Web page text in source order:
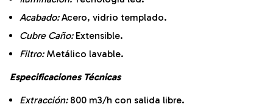
Acabado:Acero, vidrio templado.
Cubre Caño:Extensible.
Filtro:Metálico lavable.
Especificaciones Técnicas
Extracción:800 m3/h con salida libre.